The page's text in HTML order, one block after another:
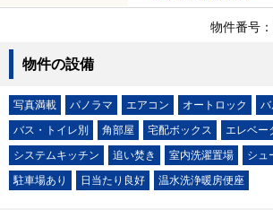
物件番号
物件の設備
写真満載 パノラマ エアコン オートロック
バ
バス・トイレ別
角部屋 宅配ボックス エレベー
システムキッチン
追い焚き 室内洗濯置場
シュ
駐車場あり
日当たり良好 温水洗浄暖房便座